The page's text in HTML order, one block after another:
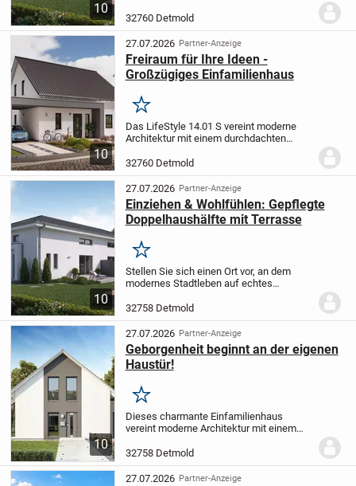
10
Fenster flutet, Räume mit Leben gefüllt
sind und jeder Tag neue Möglichkeiten
schenkt. Die...
32760 Detmold
10
27.07.2026 Partner-Anzeige
Freiraum für Ihre Ideen -
Großzügiges Einfamilienhaus
Merken
Das LifeStyle 14.01 S vereint moderne
Architektur mit einem durchdachten
persönlichen Bedürfnisse anpassen
lässt. Dieses Einfamilienhaus mit
klassischem...
32760 Detmold
10
27.07.2026 Partner-Anzeige
Einziehen & Wohlfühlen: Gepflegte
Doppelhaushälfte mit Terrasse
Merken
Stellen Sie sich einen Ort vor, an dem
modernes Stadtleben auf echtes
Fenster flutet, Räume mit Leben gefüllt
sind und jeder Tag neue Möglichkeiten
schenkt. Die...
32758 Detmold
10
27.07.2026 Partner-Anzeige
Geborgenheit beginnt an der eigenen
Haustür!
Merken
Dieses charmante Einfamilienhaus
vereint moderne Architektur mit einem
ca. 145?m² Wohnfläche alles, was das
Herz begehrt. Schon beim Betreten
spüren Sie: Hier...
32758 Detmold
27.07.2026 Partner-Anzeige